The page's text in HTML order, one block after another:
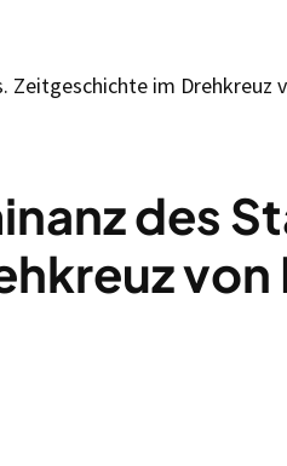
Zeitgeschichte im Drehkreuz
des
von